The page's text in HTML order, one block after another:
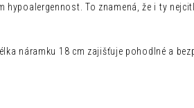
To znamená, že i ty
náramku 18 cm zajišťuje pohodlné a